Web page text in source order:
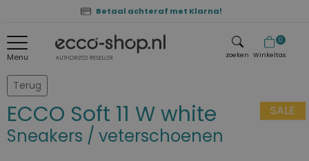
Betaal achteraf met Klarna!
Menu zoeken
0
Winkeltas
Terug
SALE
ECCO Soft 11 W white
Sneakers / veterschoenen